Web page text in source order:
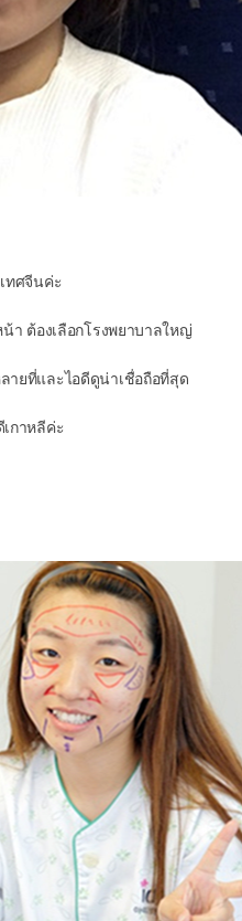
ทศจีนค่ะ
า ต้องเลือกโรงพยาบาลใหญ่
ายที่และไอดีดูน่าเชื่อถือที่สุด
กาหลีค่ะ